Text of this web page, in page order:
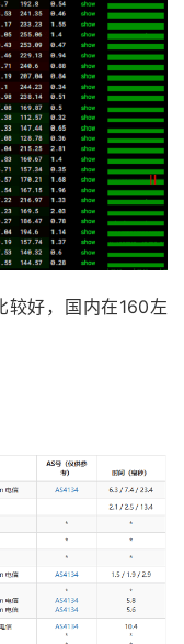
较好，国内在160左